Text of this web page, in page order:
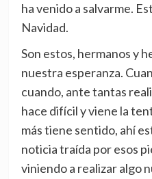
ha venido a salvarme.
Navidad.
Son estos, hermanos y
nuestra esperanza.
cuando, ante tantas
hace difícil y viene la
más tiene sentido, ahí
noticia traída por esos
viniendo a realizar algo